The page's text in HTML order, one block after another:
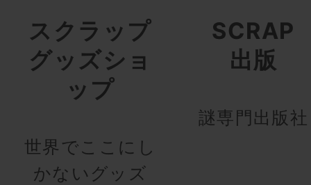
スクラップ
グッズショ
ップ
世界でここにし
かないグッズ
SCRAP
出版
謎専門出版社